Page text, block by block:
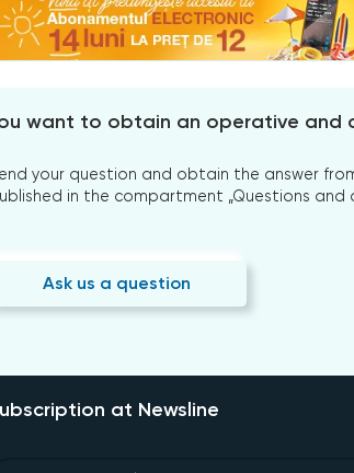
want to obtain an operative and
your question and obtain the answer
in the compartment „Questions and
Ask us a question
at Newsline